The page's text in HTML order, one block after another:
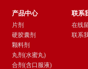
产品中心 联系
片剂
硬胶囊剂
颗料剂
丸剂(水蜜丸)
合剂(含口服液)
在线
联系